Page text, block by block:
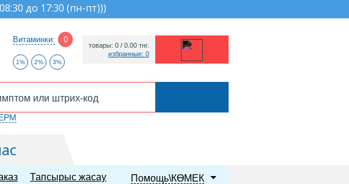
до 17:30 (пн-пт)))
Витаминки: 0
1% 2% 3%
товары: 0 / 0.00 тнг.
избранные: 0
Помощь\КӨМЕК
Тапсырыс жасау